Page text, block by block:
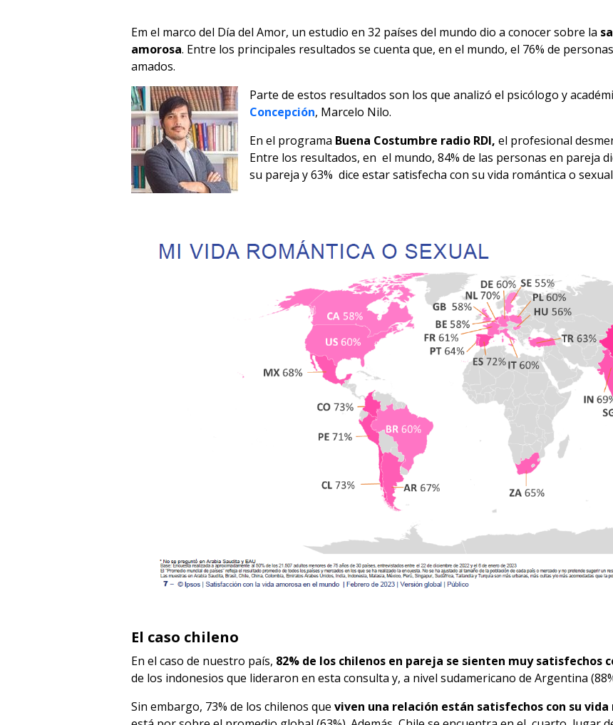
Em el marco del Día del Amor, un estudio en 32 países del mundo dio a conocer sobre la
amorosa. Entre los principales resultados se cuenta que, en el mundo, el 76% de
amados.
Parte de estos resultados son los que analizó el psicólogo y
Concepción, Marcelo Nilo.
En el programa Buena Costumbre radio RDI, el profesional
Entre los resultados, en el mundo, 84% de las personas en pareja
su pareja y 63% dice estar satisfecha con su vida romántica o
El caso chileno
En el caso de nuestro país, 82% de los chilenos en pareja se sienten muy satisfechos
de los indonesios que lideraron en esta consulta y, a nivel sudamericano de Argentina
Sin embargo, 73% de los chilenos que viven una relación están satisfechos con su